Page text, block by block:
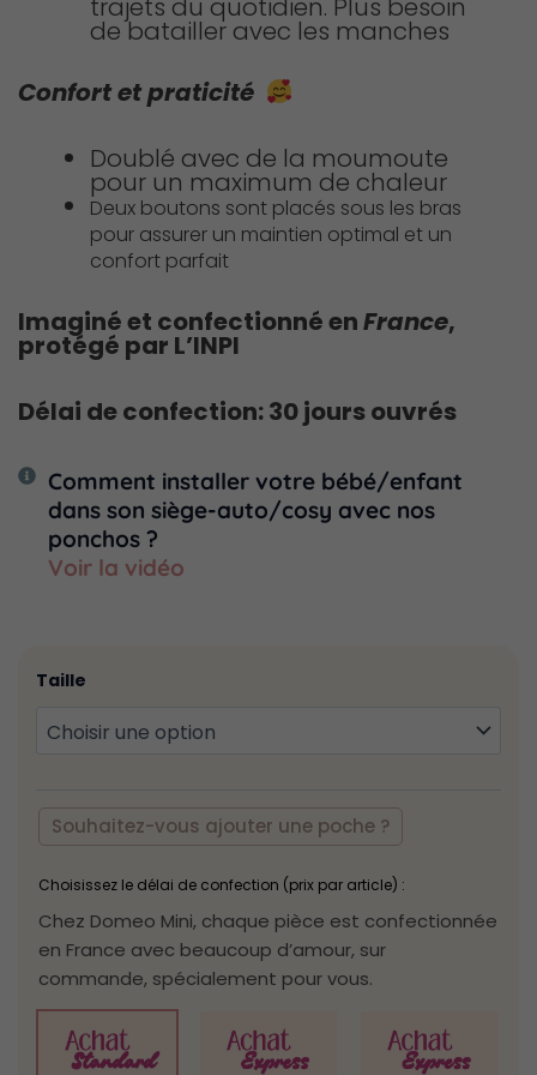
de batailler avec les manches
Confort et praticité
Doublé avec de la moumoute
pour un maximum de chaleur
Deux boutons sont placés sous les bras
pour assurer un maintien optimal et un
confort parfait
Imaginé et confectionné enFrance,
protégé par L’INPI
Délai de confection: 30 jours ouvrés
Comment installer votre bébé/enfant
dans son siège-auto/cosy avec nos
ponchos ?
Voir la vidéo
Taille
Souhaitez-vous ajouter une poche ?
Choisissez le délai de confection (prix par article) :
Chez Domeo Mini, chaque pièce est confectionnée
en France avec beaucoup d’amour, sur
commande, spécialement pour vous.
de
imprimé